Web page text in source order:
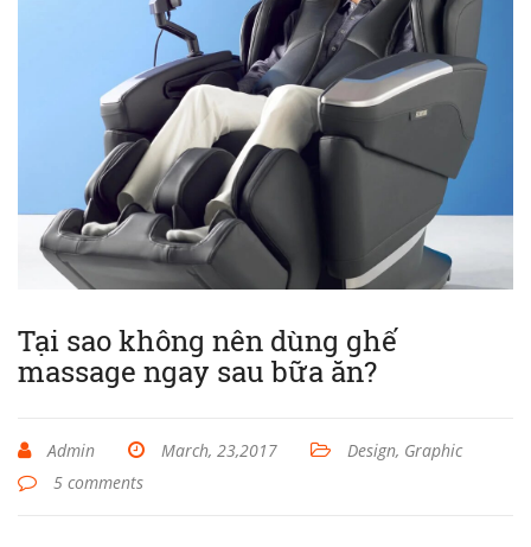
Tại sao không nên dùng ghế
massage ngay sau bữa ăn?
Admin March, 23,2017
Design, Graphic
5 comments